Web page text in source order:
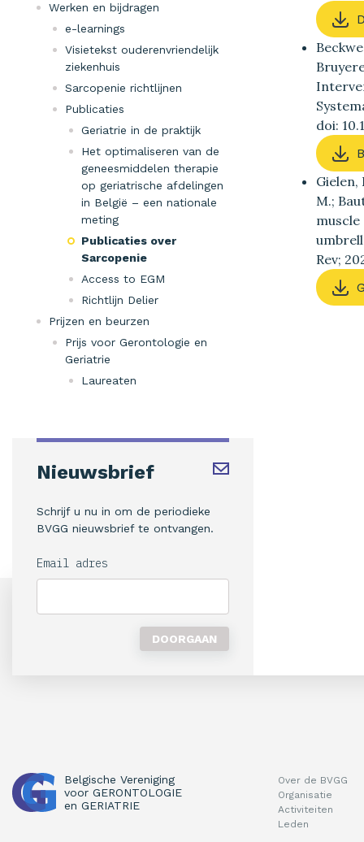
Werken en bijdragen
e-learnings
Visietekst ouderenvriendelijk
ziekenhuis
Sarcopenie richtlijnen
Publicaties
Geriatrie in de praktijk
Het optimaliseren van de
geneesmiddelen therapie
op geriatrische afdelingen
in België – een nationale
meting
Publicaties over
Sarcopenie
Access to EGM
Richtlijn Delier
Prijzen en beurzen
Prijs voor Gerontologie en
Geriatrie
Laureaten
Nieuwsbrief
Schrijf u nu in om de periodieke
BVGG nieuwsbrief te ontvangen.
Email adres
doi:
Gielen,
M.;
Rev;
Belgische Vereniging
voor GERONTOLOGIE
en GERIATRIE
Over de BVGG
Organisatie
Activiteiten
Leden